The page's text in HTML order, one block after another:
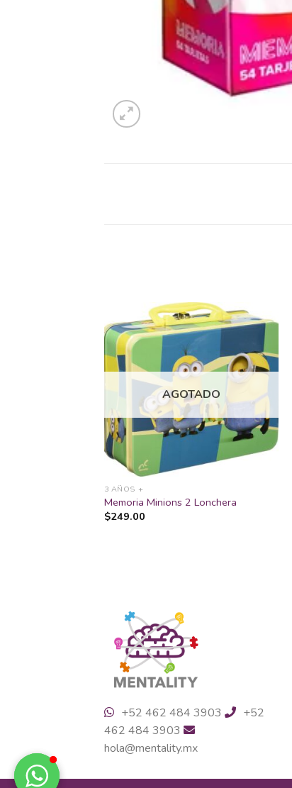
Añadir
a la
AGOTADO
3 AÑOS +
Memoria Minions 2 Lonchera
$249.00
+52 462 484 3903
+52
462 484 3903
hola@mentality.mx